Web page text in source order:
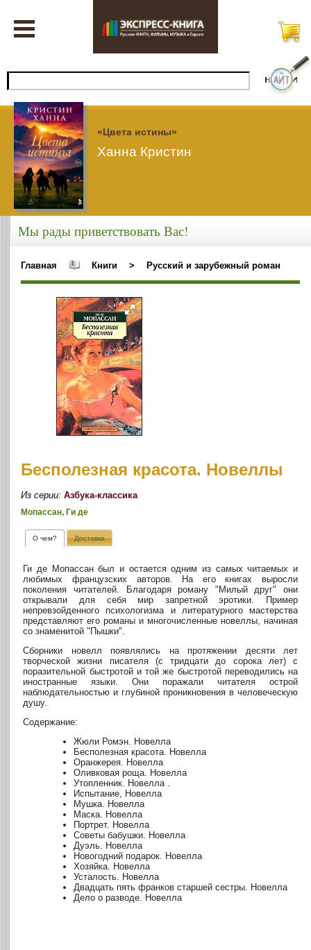
«Цвета истины»
Ханна Кристин
Мы рады приветствовать Вас!
Главная Книги > Русский и зарубежный роман
Бесполезная красота. Новеллы
Из серии:Азбука-классика
Мопассан, Ги де
О чем? Доставка
Ги де Мопассан был и остается одним из самых читаемых и
любимых французских авторов. На его книгах выросли
поколения читателей. Благодаря роману "Милый друг" они
открывали для себя мир запретной эротики. Пример
непревзойденного психологизма и литературного мастерства
представляют его романы и многочисленные новеллы, начиная
со знаменитой "Пышки".
Сборники новелл появлялись на протяжении десяти лет
творческой жизни писателя (с тридцати до сорока лет) с
поразительной быстротой и той же быстротой переводились на
иностранные языки. Они поражали читателя острой
наблюдательностью и глубиной проникновения в человеческую
душу.
Содержание:
Жюли Ромэн. Новелла
Бесполезная красота. Новелла
Оранжерея. Новелла
Оливковая роща. Новелла
Утопленник. Новелла .
Испытание, Новелла
Мушка. Новелла
Маска. Новелла
Портрет. Новелла
Советы бабушки. Новелла
Дуэль. Новелла
Новогодний подарок. Новелла
Хозяйка. Новелла
Усталость. Новелла
Двадцать пять франков старшей сестры. Новелла
Дело о разводе. Новелла